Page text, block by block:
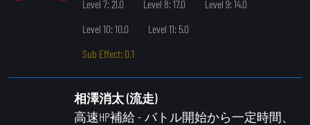
Level 7: 21.0
Level 8: 17.0
Level 9: 14.0
Level 10: 10.0
Level 11: 5.0
Sub Effect: 0.1
相澤消太 (流走)
高速HP補給 - バトル開始から一定時間、